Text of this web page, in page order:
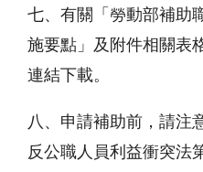
七、有關「勞動部補助
施要點」及附件相關表
連結下載。
八、申請補助前，請注
反公職人員利益衝突法